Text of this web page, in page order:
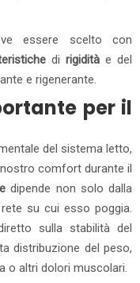
essere scelto con
di rigidità e del
e rigenerante.
per il
del sistema letto,
comfort durante il
dipende non solo dalla
su cui esso poggia.
sulla stabilità del
distribuzione del peso,
o altri dolori muscolari.